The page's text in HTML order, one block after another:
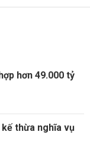
hơn 49.000 tỷ
thừa nghĩa vụ